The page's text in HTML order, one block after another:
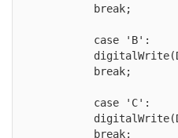
          break;
          case 'B':
          break;
          case 'C':
          break;